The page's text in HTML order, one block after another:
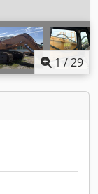
1 /29